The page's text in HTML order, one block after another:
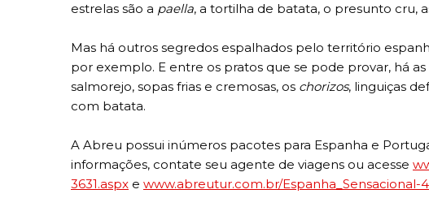
estrelas são a paella, a tortilha de batata, o presunto cru,
Mas há outros segredos espalhados pelo território
por exemplo. E entre os pratos que se pode provar, há
salmorejo, sopas frias e cremosas, os chorizos, linguiças
com batata.
A Abreu possui inúmeros pacotes para Espanha e
informações, contate seu agente de viagens ou acesse
3631.aspx e www.abreutur.com.br/Espanha_ Sensacional-